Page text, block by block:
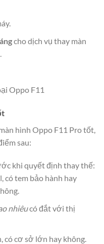
cho dịch vụ thay màn
Oppo F11
hình Oppo F11 Pro tốt,
sau:
khi quyết định thay thế:
có tem bảo hành hay
nhiêucó đắt với thị
có cơ sở lớn hay không.